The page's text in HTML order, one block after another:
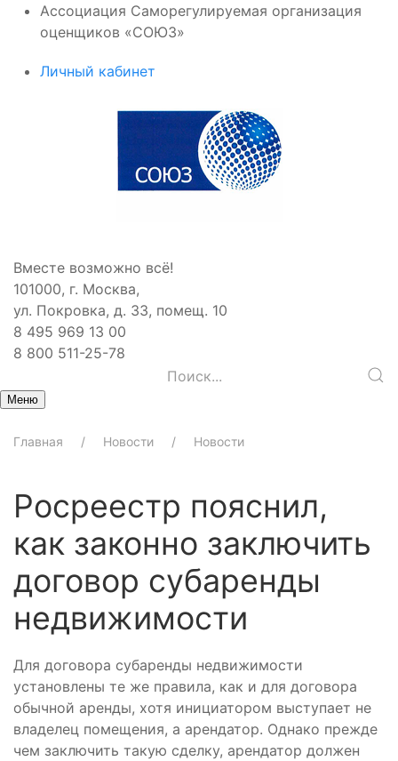
Ассоциация Саморегулируемая организация
оценщиков «СОЮЗ»
Личный кабинет
Вместе возможно всё!
101000, г. Москва,
ул. Покровка, д. 33, помещ. 10
8 495 969 13 00
8 800 511-25-78
Меню
Главная Новости Новости
Росреестр пояснил,
как законно заключить
договор субаренды
недвижимости
Для договора субаренды недвижимости
установлены те же правила, как и для договора
обычной аренды, хотя инициатором выступает не
владелец помещения, а арендатор. Однако прежде
чем заключить такую сделку, арендатор должен